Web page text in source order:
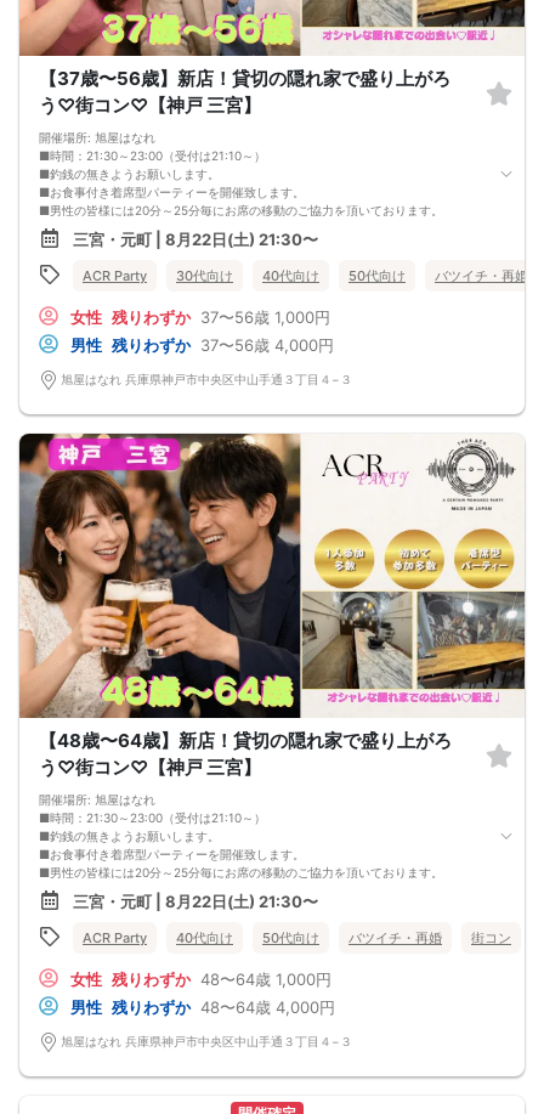
【37歳〜56歳】新店！貸切の隠れ家で盛り上がろ
う♡街コン♡【神戸 三宮】
開催場所: 旭屋はなれ
■時間：21:30～23:00（受付は21:10～）
■釣銭の無きようお願いします。
■お食事付き着席型パーティーを開催致します。
■男性の皆様には20分～25分毎にお席の移動のご協力を頂いております。
■お食事付きアルコールを含むドリンクは1.5時間飲み放題♪
■本人確認の取れる運転免許証、マイナンバーカードは必ず持参ください。
■最少催行人数:2:2
■中止判断タイミング:8月22日19時半迄
【禁止事項】
・他の参加者様に迷惑をかける行為
・全ての勧誘行為
・ボディタッチ等の行為
・高圧的で酒癖の悪い方
(上記行為が発覚しましたら退場していただき今後のご参加をお断りさせていただ
きます)
・イベント後の参加者同士のトラブルは当事者同士で解決をお願いします。
◆──────────────────────◆
三宮・元町 | 8月22日(土) 21:30〜
ACR Party 30代向け 40代向け 50代向け バツイチ・再婚
女性 残りわずか 37〜56歳 1,000円
男性 残りわずか 37〜56歳 4,000円
旭屋はなれ 兵庫県神戸市中央区中山手通３丁目４−３
【48歳〜64歳】新店！貸切の隠れ家で盛り上がろ
う♡街コン♡【神戸 三宮】
開催場所: 旭屋はなれ
■時間：21:30～23:00（受付は21:10～）
■釣銭の無きようお願いします。
■お食事付き着席型パーティーを開催致します。
■男性の皆様には20分～25分毎にお席の移動のご協力を頂いております。
■お食事付きアルコールを含むドリンクは1.5時間飲み放題♪
■本人確認の取れる運転免許証、マイナンバーカードは必ず持参ください。
■最少催行人数:2:2
■中止判断タイミング:8月22日19時半迄
【禁止事項】
・他の参加者様に迷惑をかける行為
・全ての勧誘行為
・ボディタッチ等の行為
・高圧的で酒癖の悪い方
(上記行為が発覚しましたら退場していただき今後のご参加をお断りさせていただ
三宮・元町 | 8月22日(土) 21:30〜
ACR Party 40代向け 50代向け バツイチ・再婚 街コン
女性 残りわずか 48〜64歳 1,000円
男性 残りわずか 48〜64歳 4,000円
旭屋はなれ 兵庫県神戸市中央区中山手通３丁目４−３